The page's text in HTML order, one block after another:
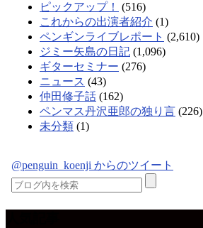
ピックアップ！
(516)
これからの出演者紹介 (1)
ペンギンライブレポート (2,610)
ジミー矢島の日記 (1,096)
ギターセミナー (276)
ニュース (43)
仲田修子話 (162)
ペンマス丹沢亜郎の独り言 (226)
未分類 (1)
@penguin_koenji からのツイート